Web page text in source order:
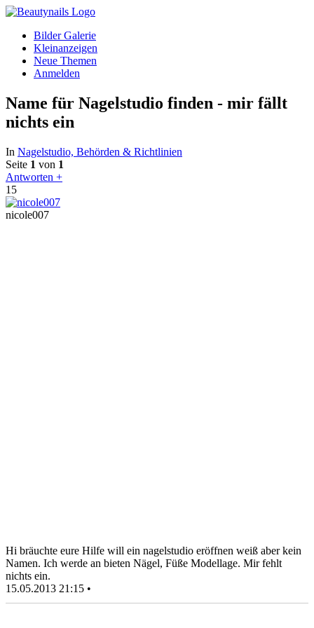
Bilder Galerie
Kleinanzeigen
Neue Themen
Anmelden
Name für Nagelstudio finden - mir fällt
nichts ein
In Nagelstudio, Behörden & Richtlinien
Seite 1 von 1
Antworten +
15
nicole007
Hi bräuchte eure Hilfe will ein nagelstudio eröffnen weiß aber kein
Namen. Ich werde an bieten Nägel, Füße Modellage. Mir fehlt
nichts ein.
15.05.2013 21:15 •